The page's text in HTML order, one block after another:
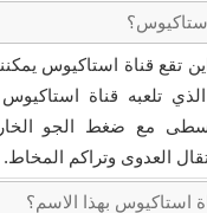
تقع قناة استاكيوس
تلعبه قناة
مع ضغط الجو
العدوى وتراكم المخاط.
استاكيوس بهذا الاسم؟